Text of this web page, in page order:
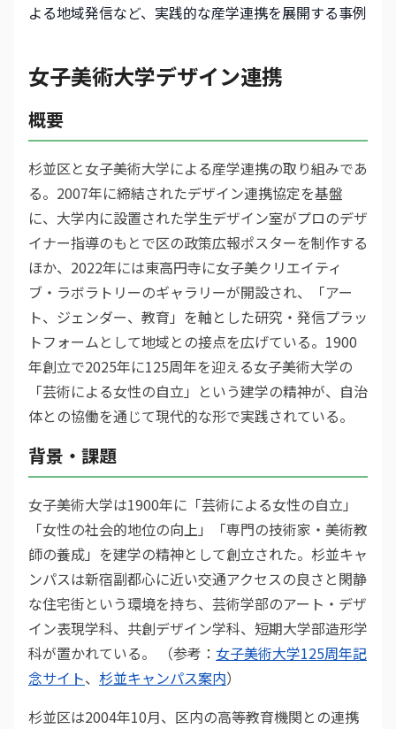
よる地域発信など、実践的な産学連携を展開する事例
女子美術大学デザイン連携
概要
杉並区と女子美術大学による産学連携の取り組みであ
る。2007年に締結されたデザイン連携協定を基盤
に、大学内に設置された学生デザイン室がプロのデザ
イナー指導のもとで区の政策広報ポスターを制作する
ほか、2022年には東高円寺に女子美クリエイティ
ブ・ラボラトリーのギャラリーが開設され、「アー
ト、ジェンダー、教育」を軸とした研究・発信プラッ
トフォームとして地域との接点を広げている。1900
年創立で2025年に125周年を迎える女子美術大学の
「芸術による女性の自立」という建学の精神が、自治
体との協働を通じて現代的な形で実践されている。
背景・課題
女子美術大学は1900年に「芸術による女性の自立」
「女性の社会的地位の向上」「専門の技術家・美術教
師の養成」を建学の精神として創立された。杉並キャ
ンパスは新宿副都心に近い交通アクセスの良さと閑静
な住宅街という環境を持ち、芸術学部のアート・デザ
イン表現学科、共創デザイン学科、短期大学部造形学
科が置かれている。 （参考： 女子美術大学125周年記
念サイト、 杉並キャンパス案内）
杉並区は2004年10月、区内の高等教育機関との連携